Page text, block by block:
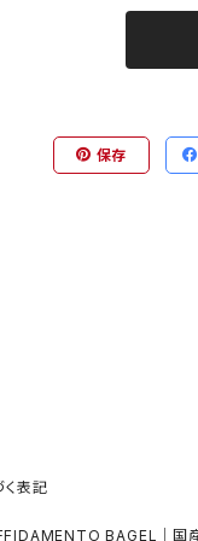
保存
表記
BAGEL｜国